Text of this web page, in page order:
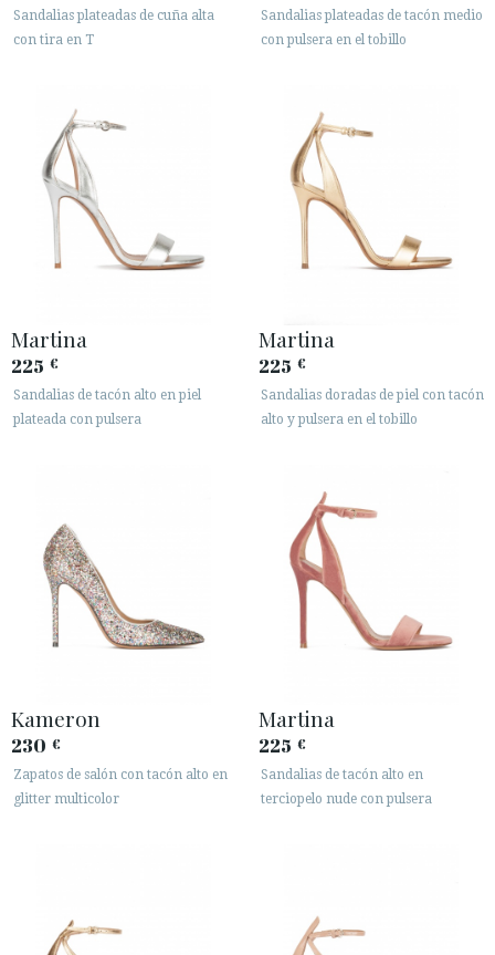
     
SECURE WEB SSL CERTIFICATE
Sandalias plateadas de cuña alta
con tira en T
Sandalias plateadas de tacón medio
con pulsera en el tobillo
Martina
225 €
Sandalias de tacón alto en piel
plateada con pulsera
Martina
225 €
Sandalias doradas de piel con tacón
alto y pulsera en el tobillo
Kameron
230 €
Zapatos de salón con tacón alto en
glitter multicolor
Martina
225 €
Sandalias de tacón alto en
terciopelo nude con pulsera